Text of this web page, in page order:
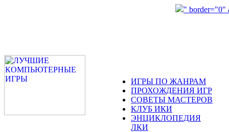
" border="0"
ИГРЫ ПО ЖАНРАМ
ПРОХОЖДЕНИЯ ИГР
СОВЕТЫ МАСТЕРОВ
КЛУБ ИКИ
ЭНЦИКЛОПЕДИЯ
ЛКИ